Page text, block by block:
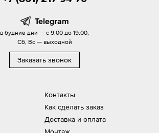
Контакты
Как сделать заказ
Доставка и оплата
Монтаж
Telegram
в будние дни — с 9.00 до 19.00,
Сб, Вс — выходной
Заказать звонок